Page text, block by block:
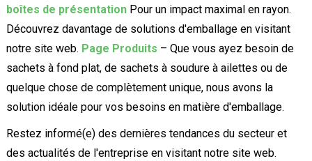
boîtes de présentationPour un impact maximal en rayon.
Découvrez davantage de solutions d'emballage en visitant
notre site web. Page Produits – Que vous ayez besoin de
sachets à fond plat, de sachets à soudure à ailettes ou de
quelque chose de complètement unique, nous avons la
solution idéale pour vos besoins en matière d'emballage.
Restez informé(e) des dernières tendances du secteur et
des actualités de l'entreprise en visitant notre site web.